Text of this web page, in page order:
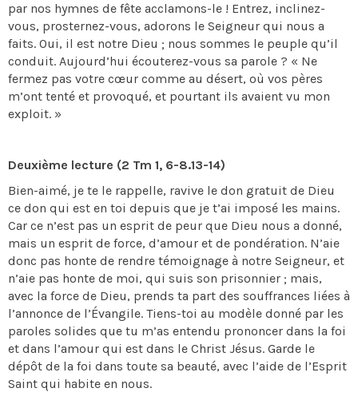
par nos hymnes de fête acclamons-le ! Entrez, inclinez-
vous, prosternez-vous, adorons le Seigneur qui nous a
faits. Oui, il est notre Dieu ; nous sommes le peuple qu’il
conduit. Aujourd’hui écouterez-vous sa parole ? « Ne
fermez pas votre cœur comme au désert, où vos pères
m’ont tenté et provoqué, et pourtant ils avaient vu mon
exploit. »
Deuxième lecture (2 Tm 1, 6-8.13-14)
Bien-aimé, je te le rappelle, ravive le don gratuit de Dieu
ce don qui est en toi depuis que je t’ai imposé les mains.
Car ce n’est pas un esprit de peur que Dieu nous a donné,
mais un esprit de force, d’amour et de pondération. N’aie
donc pas honte de rendre témoignage à notre Seigneur, et
n’aie pas honte de moi, qui suis son prisonnier ; mais,
avec la force de Dieu, prends ta part des souffrances liées à
l’annonce de l’Évangile. Tiens-toi au modèle donné par les
paroles solides que tu m’as entendu prononcer dans la foi
et dans l’amour qui est dans le Christ Jésus. Garde le
dépôt de la foi dans toute sa beauté, avec l’aide de l’Esprit
Saint qui habite en nous.